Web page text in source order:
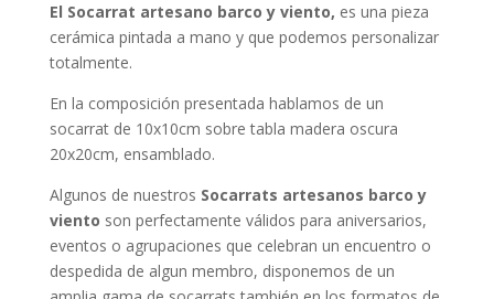
El Socarrat artesano barco y viento, es una pieza
cerámica pintada a mano y que podemos personalizar
totalmente.
En la composición presentada hablamos de un
socarrat de 10x10cm sobre tabla madera oscura
20x20cm, ensamblado.
Algunos de nuestros Socarrats artesanos barco y
viento son perfectamente válidos para aniversarios,
eventos o agrupaciones que celebran un encuentro o
despedida de algun membro, disponemos de un